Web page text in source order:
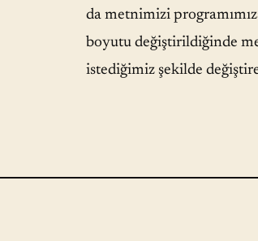
da metnimizi
boyutu değiştirildiğinde
istediğimiz şekilde